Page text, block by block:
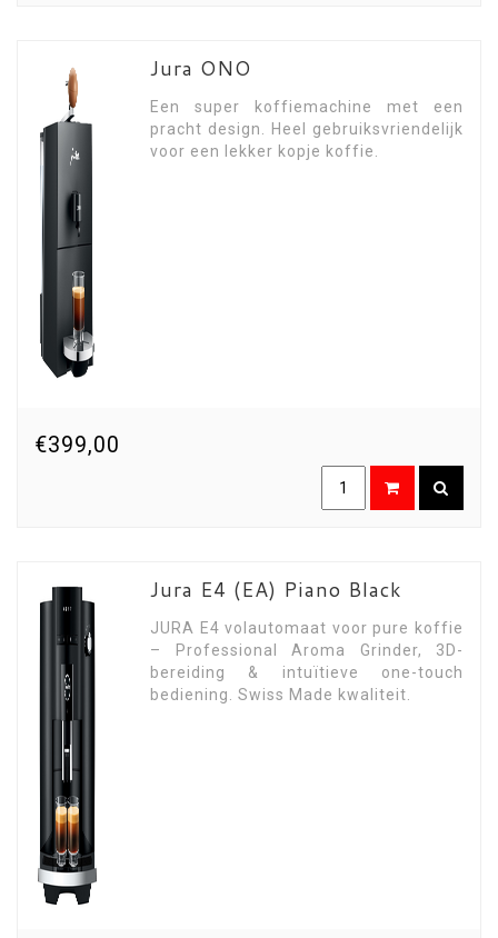
Jura ONO
Een super koffiemachine met een
pracht design. Heel gebruiksvriendelijk
voor een lekker kopje koffie.
€399,00
Jura E4 (EA) Piano Black
JURA E4 volautomaat voor pure koffie
– Professional Aroma Grinder, 3D-
bereiding & intuïtieve one-touch
bediening. Swiss Made kwaliteit.